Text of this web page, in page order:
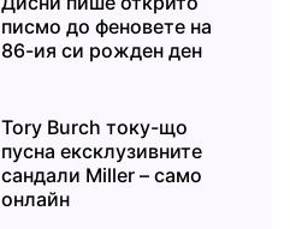
писмо до феновете на
86-ия си рожден ден
Tory Burch току-що
пусна ексклузивните
сандали Miller – само
онлайн